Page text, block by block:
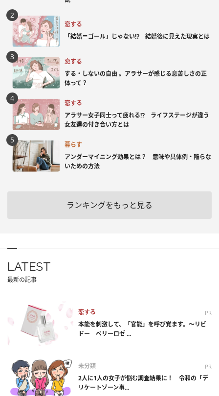
恋する
「結婚＝ゴール」じゃない⁉ 結婚後に見えた現実とは
恋する
する・しないの自由 。アラサーが感じる息苦しさの正
体って？
恋する
アラサー女子同士って疲れる⁉ ライフステージが違う
女友達の付き合い方とは
暮らす
アンダーマイニング効果とは？ 意味や具体例・陥らな
いための方法
ランキングをもっと見る
LATEST
最新の記事
恋する PR
本能を刺激して、「官能」を呼び覚ます。～リビ
ドー ベリーロゼ ...
未分類 PR
2人に1人の女子が悩む調査結果に！ 令和の「デ
リケートゾーン事...